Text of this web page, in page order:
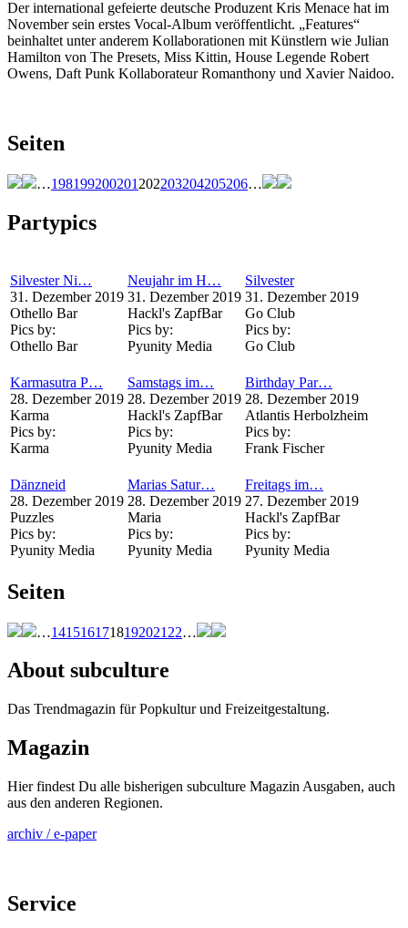
Der international gefeierte deutsche Produzent Kris Menace hat im
November sein erstes Vocal-Album veröffentlicht. „Features“
beinhaltet unter anderem Kollaborationen mit Künstlern wie Julian
Hamilton von The Presets, Miss Kittin, House Legende Robert
Owens, Daft Punk Kollaborateur Romanthony und Xavier Naidoo.
Seiten
…198199200201 202203204205206…
Partypics
Silvester Ni…
31. Dezember 2019
Othello Bar
Pics by:
Othello Bar
Neujahr im H…
31. Dezember 2019
Hackl's ZapfBar
Pics by:
Pyunity Media
Silvester
31. Dezember 2019
Go Club
Pics by:
Go Club
Karmasutra P…
28. Dezember 2019
Karma
Pics by:
Karma
Samstags im…
28. Dezember 2019
Hackl's ZapfBar
Pics by:
Pyunity Media
Birthday Par…
28. Dezember 2019
Atlantis Herbolzheim
Pics by:
Frank Fischer
Dänzneid
28. Dezember 2019
Puzzles
Pics by:
Pyunity Media
Marias Satur…
28. Dezember 2019
Maria
Pics by:
Pyunity Media
Freitags im…
27. Dezember 2019
Hackl's ZapfBar
Pics by:
Pyunity Media
Seiten
…1415161718192021 22…
About subculture
Das Trendmagazin für Popkultur und Freizeitgestaltung.
Magazin
Hier findest Du alle bisherigen subculture Magazin Ausgaben, auch
aus den anderen Regionen.
archiv / e-paper
Service